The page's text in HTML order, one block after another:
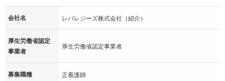
会社名 レバレジーズ株式会社（紹介）
厚生労働省認定
事業者
厚生労働省認定事業者
募集職種 正看護師